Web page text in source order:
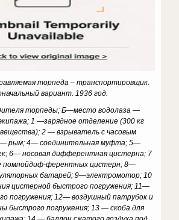
торпеда – транспортировщик.
вариант. 1936 год.
торпеды; Б—место водолаза —
1 —зарядное отделение (300 кг
2 — взрыватель с часовым
— рым; 4— соединительная муфта; 5—
6— носовая дифферентная цистерна; 7
помпойдиф-ферентных цистерн; 8—
батарей; 9—электро­мотор; 10
цистерной быстрого погружения; 11—
погружения; 12— воздушный патрубок и
быстрого погружения; 13 — скоба для